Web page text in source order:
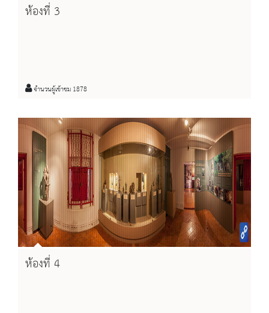
ห้องที่ 3
จำนวนผู้เข้าชม 1878
ห้องที่ 4